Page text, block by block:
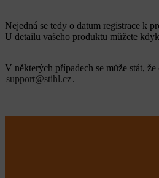
Nejedná se tedy o datum registrace k
U detailu vašeho produktu můžete
V některých případech se může stát,
support@stihl.cz.